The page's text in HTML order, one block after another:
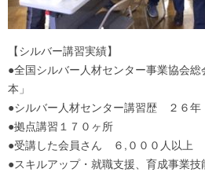
【シルバー講習実績】
●全国シルバー人材センター事業協会
本」
●シルバー人材センター講習歴 ２６年
●拠点講習１７０ヶ所
●受講した会員さん ６,０００人以上
●スキルアップ・就職支援、育成事業